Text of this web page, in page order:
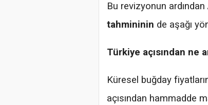
Bu revizyonun
tahmininin de aşağı
Türkiye açısından ne
Küresel buğday
açısından hammadde